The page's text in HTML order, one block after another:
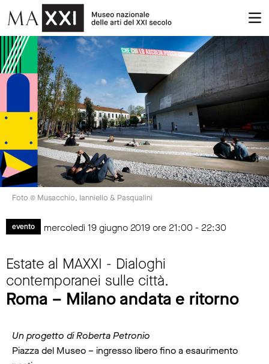
Foto © Musacchio, Ianniello & Pasqualini
evento mercoledì 19 giugno 2019 ore 21:00 - 22:30
Estate al MAXXI - Dialoghi
contemporanei sulle città.
Roma – Milano andata e ritorno
Un progetto di Roberta Petronio
Piazza del Museo – ingresso libero fino a esaurimento